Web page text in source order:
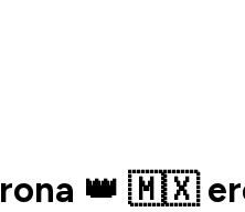
👑 🇲🇽